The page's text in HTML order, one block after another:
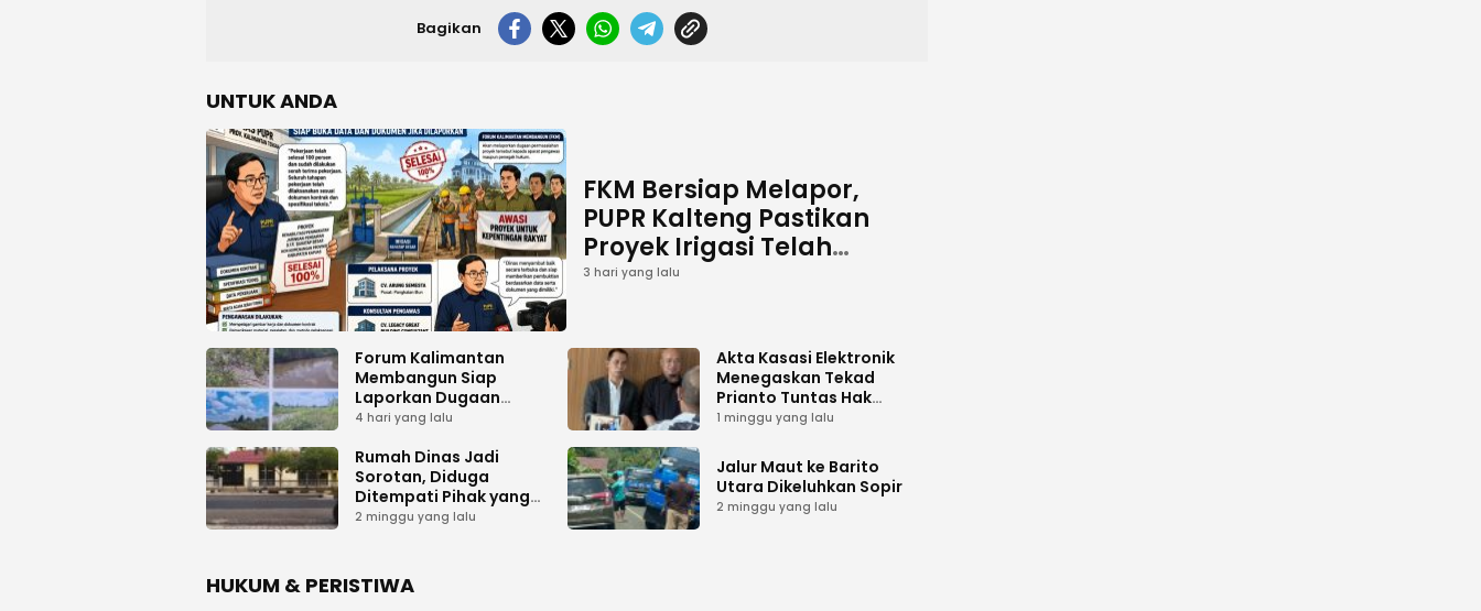
Bagikan
UNTUK ANDA
FKM Bersiap Melapor,
PUPR Kalteng Pastikan
Proyek Irigasi Telah
Tuntas
3 hari yang lalu
Forum Kalimantan
Membangun Siap
Laporkan Dugaan
Proyek Bermasalah
4 hari yang lalu
Akta Kasasi Elektronik
Menegaskan Tekad
Prianto Tuntas Hak
Lahan ke Mahkamah
1 minggu yang lalu
Rumah Dinas Jadi
Sorotan, Diduga
Ditempati Pihak yang
Tak Berhak
2 minggu yang lalu
Jalur Maut ke Barito
Utara Dikeluhkan Sopir
2 minggu yang lalu
HUKUM & PERISTIWA